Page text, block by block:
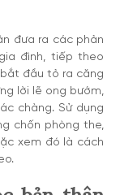
đưa ra các phản
đình, tiếp theo
đầu tỏ ra căng
lời lẽ ong bướm,
chàng. Sử dụng
chốn phòng the,
xem đó là cách